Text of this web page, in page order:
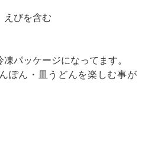
えびを含む
パッケージになってます。
ぽん・皿うどんを楽しむ事が